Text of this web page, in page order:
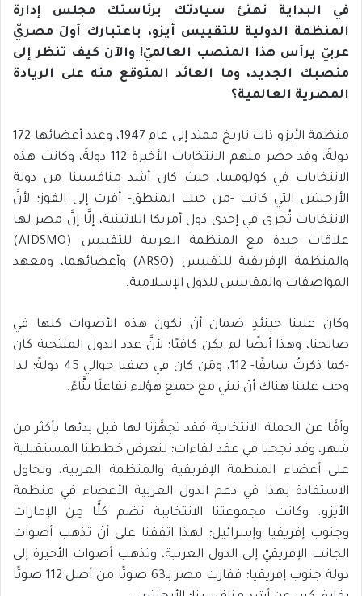
في البداية نهنئ سيادتك برئاستك مجلس إدارة
المنظمة الدولية للتقييس أيزو، باعتبارك أولَ مصريّ
عربيّ يرأس هذا المنصب العالميّ! والآن كيف تنظر إلى
منصبك الجديد، وما العائد المتوقع منه على الريادة
المصرية العالمية؟
منظمة الأيزو ذات تاريخ ممتد إلى عامِ 1947، وعدد أعضائها 172
دولةً، وقد حضر منهم الانتخابات الأخيرة 112 دولةً، وكانت هذه
الانتخابات في كولومبيا، حيث كان أشد منافسينا من دولة
الأرجنتين التي كانت -من حيث المنطق- أقربَ إلى الفوز؛ لأنَّ
الانتخابات تُجرى في إحدى دول أمريكا اللاتينية، إلَّا إنَّ مصر لها
علاقات جيدة مع المنظمة العربية للتقييس (AIDSMO)
والمنظمة الإفريقية للتقييس (ARSO) وأعضائهما، ومعهد
المواصفات والمقاييس للدول الإسلامية.
وكان علينا حينئذٍ ضمان أنْ تكون هذه الأصوات كلها في
صالحنا، وهذا أيضًا لم يكن كافيًا؛ لأنَّ عدد الدول المنتخِبة كان
-كما ذكرتُ سابقًا- 112، ومَن كان في صفنا حوالي 45 دولةً؛ لذا
وجب علينا هناك أنْ نبني مع جميع هؤلاء تفاعلًا بنَّاءً.
وأمَّا عن الحملة الانتخابية فقد تجهَّزنا لها قبل بدئها بأكثر من
شهر، وقد نجحنا في عقد لقاءات؛ لنعرض خططنا المستقبلية
على أعضاء المنظمة الإفريقية والمنظمة العربية، ونحاول
الاستفادة بهذا في دعم الدول العربية الأعضاء في منظمة
الأيزو. وكانت مجموعتنا الانتخابية تضم كلًّا مِن الإمارات
وجنوب إفريقيا وإسرائيل؛ لهذا اتفقنا على أنْ تذهب أصوات
الجانب الإفريقيّ إلى الدول العربية، وتذهب أصوات الأخيرة إلى
دولة جنوب إفريقيا؛ ففازت مصر بـ63 صوتًا من أصل 112 صوتًا